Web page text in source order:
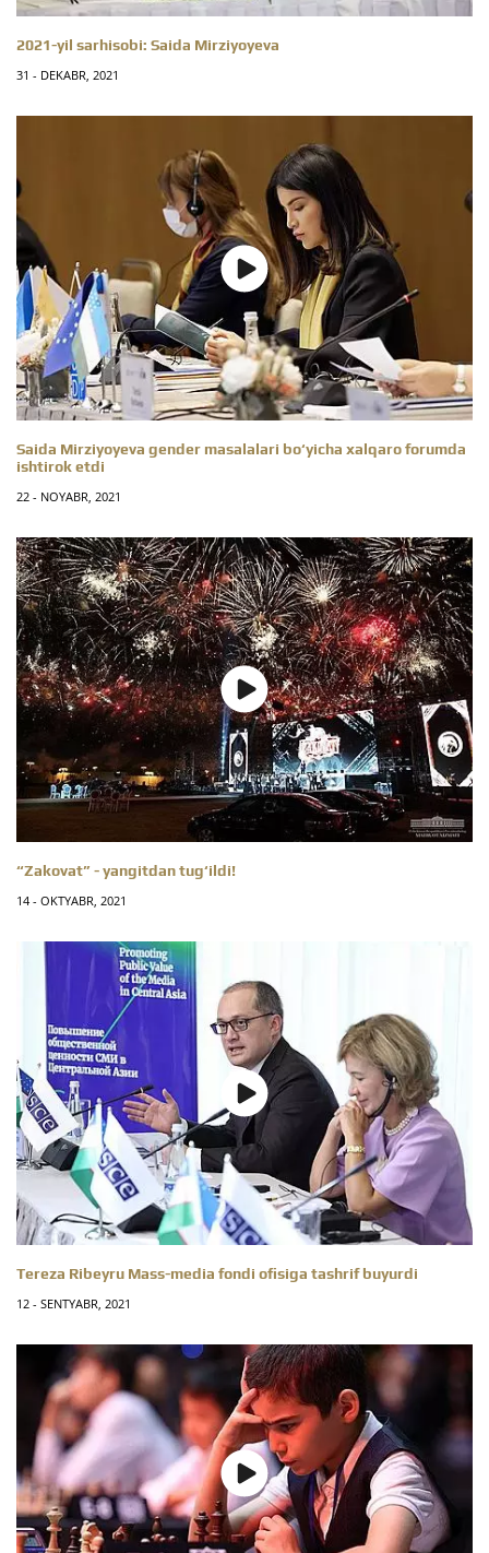
2021-yil sarhisobi: Saida Mirziyoyeva
31 - DEKABR, 2021
Saida Mirziyoyeva gender masalalari bo‘yicha xalqaro forumda
ishtirok etdi
22 - NOYABR, 2021
“Zakovat” - yangitdan tug‘ildi!
14 - OKTYABR, 2021
Tereza Ribeyru Mass-media fondi ofisiga tashrif buyurdi
12 - SENTYABR, 2021